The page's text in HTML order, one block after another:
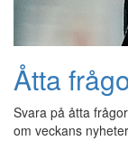
Åtta
Svara på åtta frågor
om veckans